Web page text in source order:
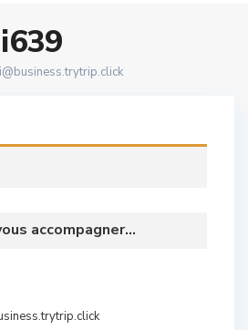
accompagner...